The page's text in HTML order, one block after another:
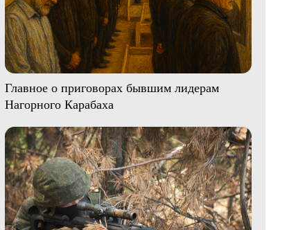
Главное о приговорах бывшим лидерам
Нагорного Карабаха